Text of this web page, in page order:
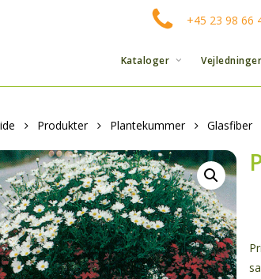
+45 23 98 66
Kataloger Vejledninger
Produkter Plantekummer Glasfiber